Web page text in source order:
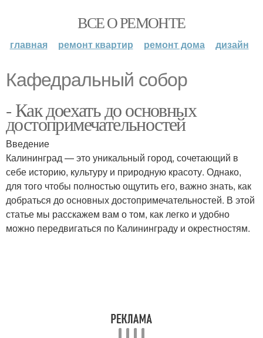
ВСЕ О РЕМОНТЕ
главная ремонт квартир ремонт дома дизайн
Кафедральный собор
- Как доехать до основных
достопримечательностей
Введение
Калининград — это уникальный город, сочетающий в
себе историю, культуру и природную красоту. Однако,
для того чтобы полностью ощутить его, важно знать, как
добраться до основных достопримечательностей. В этой
статье мы расскажем вам о том, как легко и удобно
можно передвигаться по Калининграду и окрестностям.